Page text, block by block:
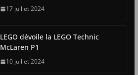
17 juillet 2024
LEGO dévoile la LEGO Technic
McLaren P1
10 juillet 2024